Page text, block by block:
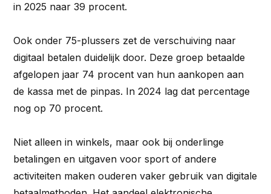
in 2025 naar 39 procent.
Ook onder 75-plussers zet de verschuiving naar
digitaal betalen duidelijk door. Deze groep betaalde
afgelopen jaar 74 procent van hun aankopen aan
de kassa met de pinpas. In 2024 lag dat percentage
nog op 70 procent.
Niet alleen in winkels, maar ook bij onderlinge
betalingen en uitgaven voor sport of andere
activiteiten maken ouderen vaker gebruik van digitale